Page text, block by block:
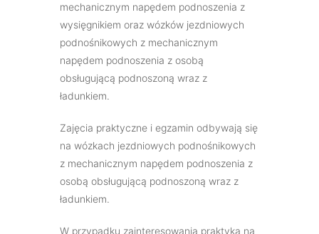
mechanicznym napędem podnoszenia z
wysięgnikiem oraz wózków jezdniowych
podnośnikowych z mechanicznym
napędem podnoszenia z osobą
obsługującą podnoszoną wraz z
ładunkiem.
Zajęcia praktyczne i egzamin odbywają się
na wózkach jezdniowych podnośnikowych
z mechanicznym napędem podnoszenia z
osobą obsługującą podnoszoną wraz z
ładunkiem.
W przypadku zainteresowania praktyką na